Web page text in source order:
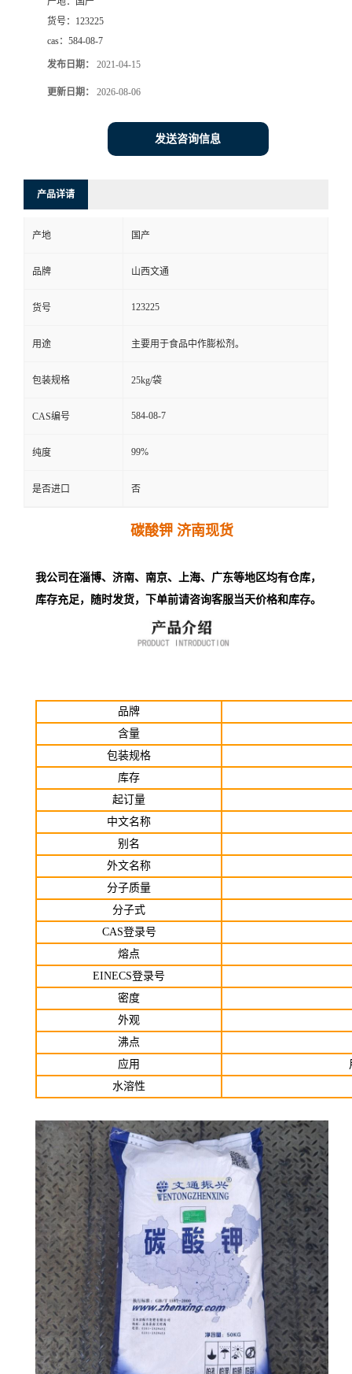
货号： 123225
cas： 584-08-7
发布日期： 2021-04-15
更新日期： 2026-08-06
发送咨询信息
产品详请
产地 国产
品牌 山西文通
货号 123225
用途 主要用于食品中作膨松剂。
包装规格 25kg/袋
CAS编号 584-08-7
纯度 99%
是否进口 否
碳酸钾 济南现货
我公司在淄博、济南、南京、上海、广东等地区均有仓库，
库存充足，随时发货，下单前请咨询客服当天价格和库存。
品牌
含量
包装规格
库存
起订量
中文名称
别名
外文名称
分子质量
分子式
CAS登录号
熔点
EINECS登录号
密度
外观
沸点
应用
水溶性